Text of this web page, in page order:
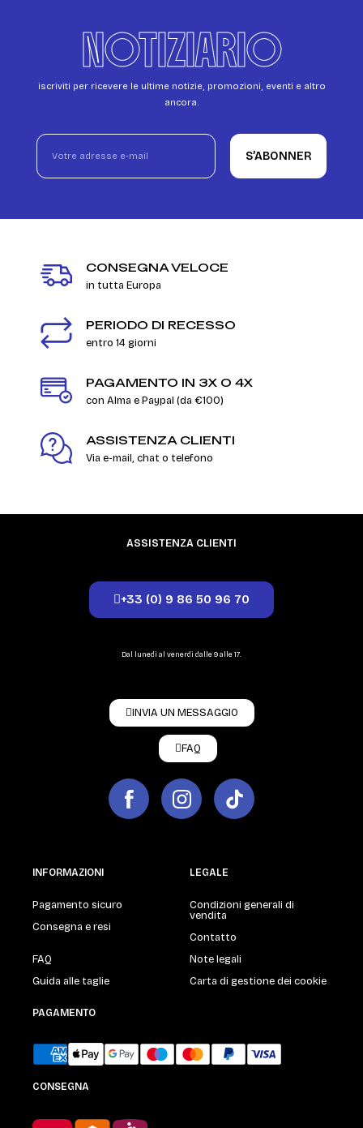
NOTIZIARIO
iscriviti per ricevere le ultime notizie, promozioni, eventi e altro
ancora.
S’ABONNER
CONSEGNA VELOCE
in tutta Europa
PERIODO DI RECESSO
entro 14 giorni
PAGAMENTO IN 3X O 4X
con Alma e Paypal (da €100)
ASSISTENZA CLIENTI
Via e-mail, chat o telefono
ASSISTENZA CLIENTI
+33 (0) 9 86 50 96 70
Dal lunedì al venerdì dalle 9 alle 17.
INVIA UN MESSAGGIO
FAQ
INFORMAZIONI
Pagamento sicuro
Consegna e resi
FAQ
Guida alle taglie
LEGALE
Condizioni generali di
vendita
Contatto
Note legali
Carta di gestione dei cookie
PAGAMENTO
CONSEGNA